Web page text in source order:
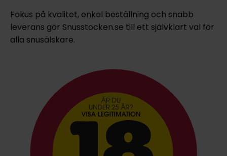
Fokus på kvalitet, enkel beställning och snabb
leverans gör Snusstocken.se till ett självklart val för
alla snusälskare.